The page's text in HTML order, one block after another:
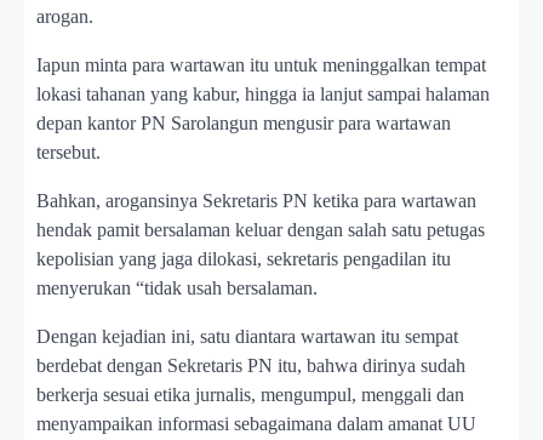
arogan.
Iapun minta para wartawan itu untuk meninggalkan tempat
lokasi tahanan yang kabur, hingga ia lanjut sampai halaman
depan kantor PN Sarolangun mengusir para wartawan
tersebut.
Bahkan, arogansinya Sekretaris PN ketika para wartawan
hendak pamit bersalaman keluar dengan salah satu petugas
kepolisian yang jaga dilokasi, sekretaris pengadilan itu
menyerukan “tidak usah bersalaman.
Dengan kejadian ini, satu diantara wartawan itu sempat
berdebat dengan Sekretaris PN itu, bahwa dirinya sudah
berkerja sesuai etika jurnalis, mengumpul, menggali dan
menyampaikan informasi sebagaimana dalam amanat UU